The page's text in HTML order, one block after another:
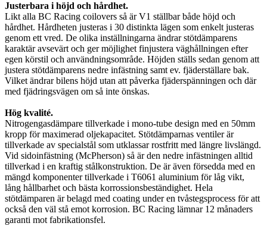
Justerbara i höjd och hårdhet.
Likt alla BC Racing coilovers så är V1 ställbar både höjd och
hårdhet. Hårdheten justeras i 30 distinkta lägen som enkelt justeras
genom ett vred. De olika inställningarna ändrar stötdämparens
karaktär avsevärt och ger möjlighet finjustera väghållningen efter
egen körstil och användningsområde. Höjden ställs sedan genom att
justera stötdämparens nedre infästning samt ev. fjäderställare bak.
Vilket ändrar bilens höjd utan att påverka fjäderspänningen och där
med fjädringsvägen om så inte önskas.
Hög kvalité.
Nitrogengasdämpare tillverkade i mono-tube design med en 50mm
kropp för maximerad oljekapacitet. Stötdämparnas ventiler är
tillverkade av specialstål som utklassar rostfritt med längre livslängd.
Vid sidoinfästning (McPherson) så är den nedre infästningen alltid
tillverkad i en kraftig stålkonstruktion. De är även försedda med en
mängd komponenter tillverkade i T6061 aluminium för låg vikt,
lång hållbarhet och bästa korrossionsbeständighet. Hela
stötdämparen är belagd med coating under en tvåstegsprocess för att
också den väl stå emot korrosion. BC Racing lämnar 12 månaders
garanti mot fabrikationsfel.